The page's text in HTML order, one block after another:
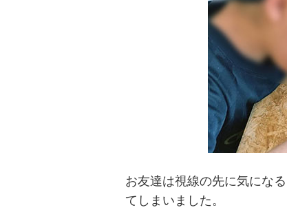
お友達は視線の先に気にな
てしまいました。